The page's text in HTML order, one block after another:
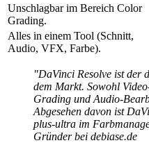
Unschlagbar im Bereich Color
Grading.
Alles in einem Tool (Schnitt,
Audio, VFX, Farbe).
"DaVinci Resolve ist der
dem Markt. Sowohl
Grading und Audio-
Abgesehen davon ist
plus-ultra im
Gründer bei debiase.de